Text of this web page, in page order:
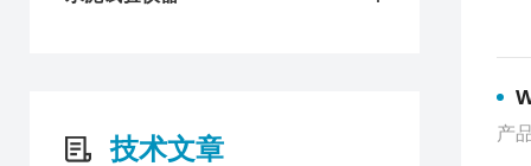
技术文章 产